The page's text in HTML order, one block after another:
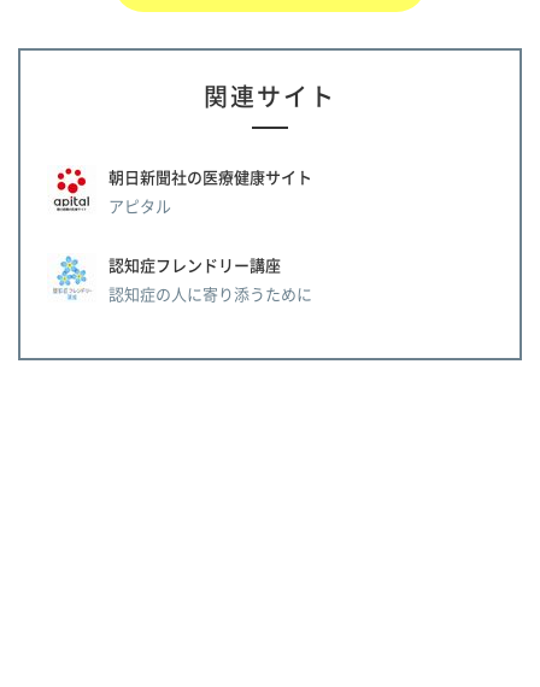
関連サイト
朝日新聞社の医療健康サイト
アピタル
認知症フレンドリー講座
認知症の人に寄り添うために